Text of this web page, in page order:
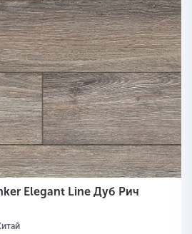
Elegant Line Дуб Рич